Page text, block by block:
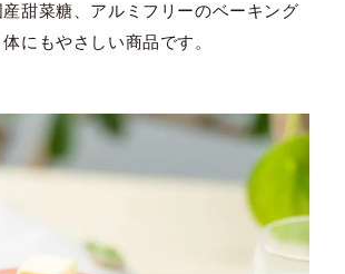
甜菜糖、アルミフリーのベーキング
にもやさしい商品です。